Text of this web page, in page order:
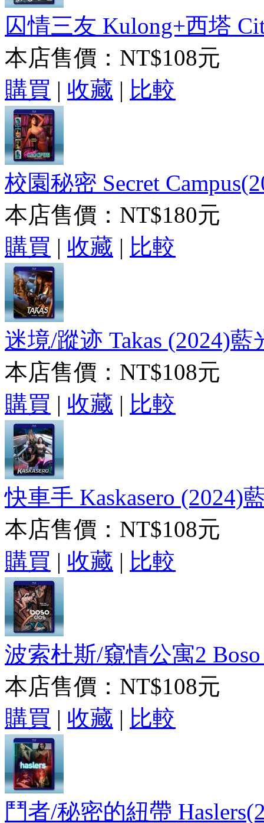
囚情三友 Kulong+西塔
本店售價： NT$108元
購買 | 收藏 | 比較
校園秘密 Secret
本店售價： NT$180元
購買 | 收藏 | 比較
迷境/蹤迹 Takas (2024)藍
本店售價： NT$108元
購買 | 收藏 | 比較
快車手 Kaskasero (2024)
本店售價： NT$108元
購買 | 收藏 | 比較
波索杜斯/窺情公寓2
本店售價： NT$108元
購買 | 收藏 | 比較
鬥者/秘密的紐帶